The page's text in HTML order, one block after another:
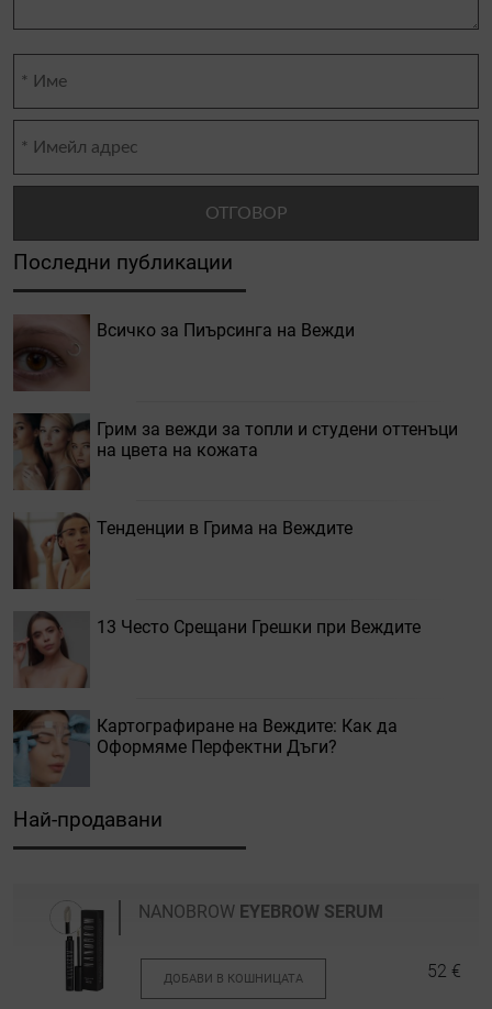
Последни публикации
Всичко за Пиърсинга на Вежди
Грим за вежди за топли и студени оттенъци
на цвета на кожата
Тенденции в Грима на Веждите
13 Често Срещани Грешки при Веждите
Картографиране на Веждите: Как да
Оформяме Перфектни Дъги?
Най-продавани
NANOBROW EYEBROW SERUM
ДОБАВИ В КОШНИЦАТА 52 €